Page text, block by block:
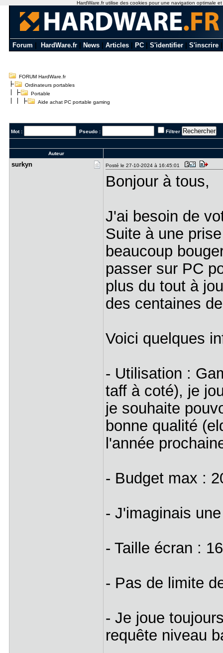
Forum HardWare.fr News Articles PC S'identifier S'inscrire
FORUM HardWare.fr
Ordinateurs portables
Portable
Aide achat PC portable gaming
Mot : Pseudo : Filtrer
Auteur
surkyn Posté le 27-10-2024 à 16:45:01
Bonjour à tous,
J'ai besoin de
Suite à une
beaucoup
passer sur PC
plus du tout à
des centaines
Voici quelques
- Utilisation :
taff à coté), je
je souhaite
bonne qualité
l'année
- Budget max :
- J'imaginais
- Taille écran :
- Pas de limite
- Je joue
requête niveau
HardWare.fr utilise des cookies pour une navigation optimale